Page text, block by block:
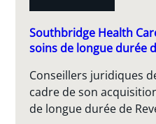
Southbridge Health
soins de longue durée
Conseillers juridiques
cadre de son
de longue durée de